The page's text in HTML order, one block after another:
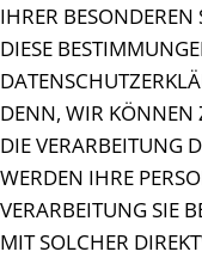
IHRER
DIESE
DENN, WIR KÖNNEN
DIE VERARBEITUNG
WERDEN IHRE
VERARBEITUNG SIE
MIT SOLCHER